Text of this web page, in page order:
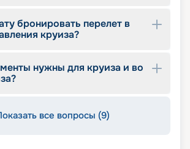
бронировать перелет в
круиза?
нужны для круиза и во
все вопросы (9)